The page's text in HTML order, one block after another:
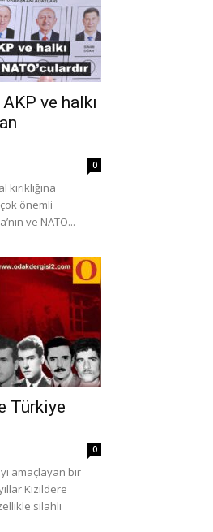
ve halkı
0
önemli
ve NATO...
Türkiye
0
amaçlayan bir
Kızıldere
silahlı